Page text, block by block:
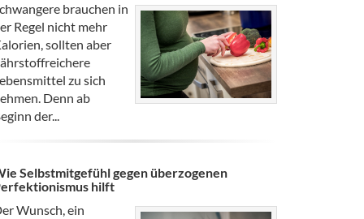
brauchen in
Regel nicht mehr
sollten aber
zu sich
Denn ab
der...
Selbstmitgefühl gegen überzogenen
hilft
Wunsch, ein